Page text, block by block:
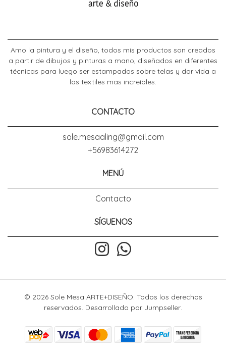
Amo la pintura y el diseño, todos mis productos son creados
a partir de dibujos y pinturas a mano, diseñados en diferentes
técnicas para luego ser estampados sobre telas y dar vida a
los textiles mas increíbles.
CONTACTO
sole.mesaaling@gmail.com
+56983614272
MENÚ
Contacto
SÍGUENOS
© 2026 Sole Mesa ARTE+DISEÑO. Todos los derechos
reservados. Desarrollado por Jumpseller.